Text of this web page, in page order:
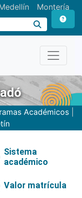
Montería
Académicos|
Sistema
académico
Valor matrícula